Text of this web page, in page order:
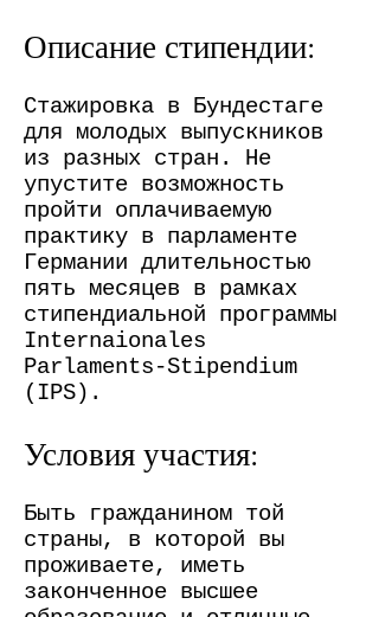
Описание стипендии:
Стажировка в Бундестаге
для молодых выпускников
из разных стран. Не
упустите возможность
пройти оплачиваемую
практику в парламенте
Германии длительностью
пять месяцев в рамках
стипендиальной программы
Internaionales
Parlaments-Stipendium
(IPS).
Условия участия:
Быть гражданином той
страны, в которой вы
проживаете, иметь
законченное высшее